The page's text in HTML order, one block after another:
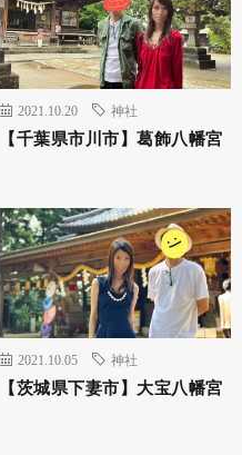
2021.10.20 神社
【千葉県市川市】葛飾八幡宮
2021.10.05 神社
【茨城県下妻市】大宝八幡宮